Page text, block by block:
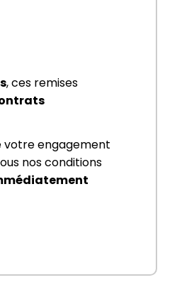
, ces remises
votre engagement
nos conditions